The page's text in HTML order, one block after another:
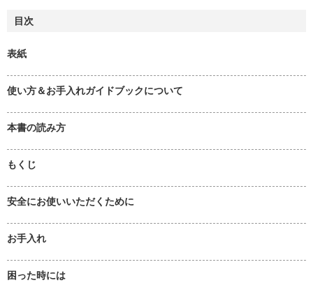
目次
表紙
使い方＆お手入れガイドブックについて
本書の読み方
もくじ
安全にお使いいただくために
お手入れ
困った時には